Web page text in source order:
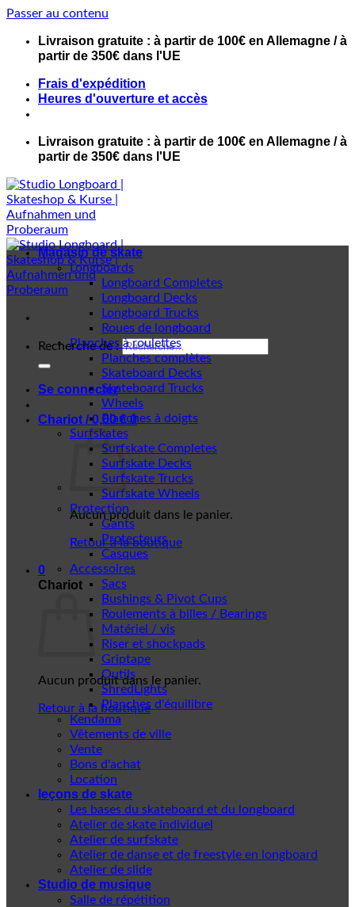
Passer au contenu
Livraison gratuite : à partir de 100€ en Allemagne / à
partir de 350€ dans l'UE
Frais d'expédition
Heures d'ouverture et accès
Livraison gratuite : à partir de 100€ en Allemagne / à
partir de 350€ dans l'UE
Recherche de :
Se connecter
Chariot /0,00€ 0
Aucun produit dans le panier.
Retour à la boutique
0
Chariot
Aucun produit dans le panier.
Retour à la boutique
Magasin de skate
Longboards
Longboard Completes
Longboard Decks
Longboard Trucks
Roues de longboard
Planches à roulettes
Planches complètes
Skateboard Decks
Skateboard Trucks
Wheels
Planches à doigts
Surfskates
Surfskate Completes
Surfskate Decks
Surfskate Trucks
Surfskate Wheels
Protection
Gants
Protecteurs
Casques
Accessoires
Sacs
Bushings & Pivot Cups
Roulements à billes / Bearings
Matériel / vis
Riser et shockpads
Griptape
Outils
ShredLights
Planches d'équilibre
Kendama
Vêtements de ville
Vente
Bons d'achat
Location
leçons de skate
Les bases du skateboard et du longboard
Atelier de skate individuel
Atelier de surfskate
Atelier de danse et de freestyle en longboard
Atelier de slide
Studio de musique
Salle de répétition